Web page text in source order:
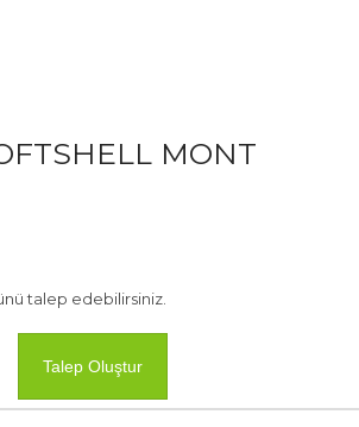
MONT
talep edebilirsiniz.
Talep Oluştur